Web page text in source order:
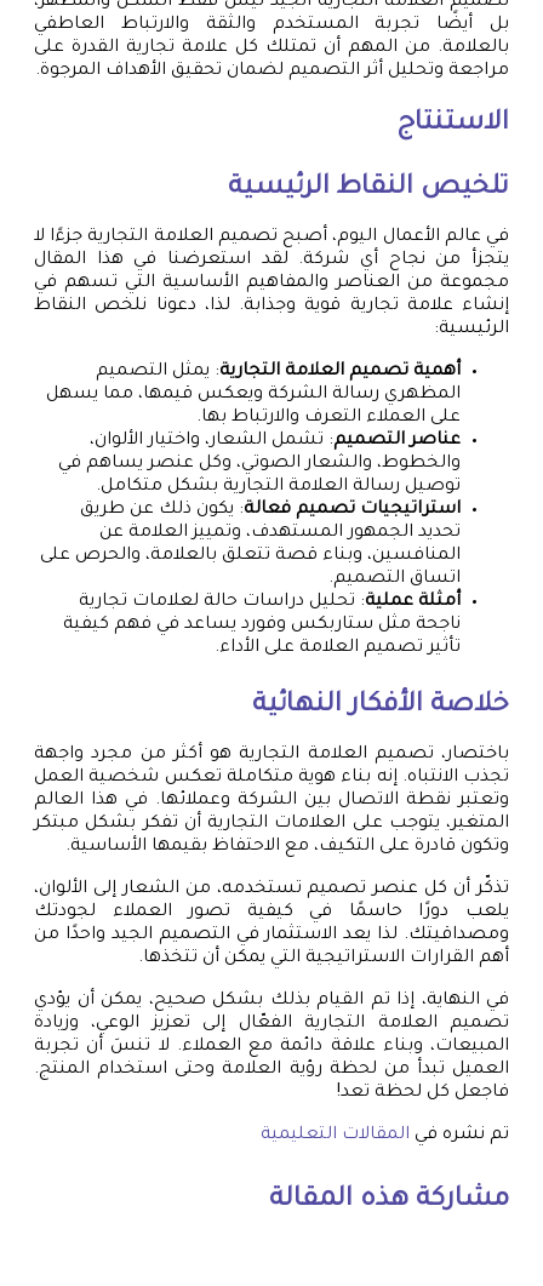
بل أيضًا تجربة المستخدم والثقة والارتباط العاطفي
بالعلامة. من المهم أن تمتلك كل علامة تجارية القدرة على
مراجعة وتحليل أثر التصميم لضمان تحقيق الأهداف المرجوة.
الاستنتاج
تلخيص النقاط الرئيسية
في عالم الأعمال اليوم، أصبح تصميم العلامة التجارية جزءًا لا
يتجزأ من نجاح أي شركة. لقد استعرضنا في هذا المقال
مجموعة من العناصر والمفاهيم الأساسية التي تسهم في
إنشاء علامة تجارية قوية وجذابة. لذا، دعونا نلخص النقاط
الرئيسية:
أهمية تصميم العلامة التجارية: يمثل التصميم
المظهري رسالة الشركة ويعكس قيمها، مما يسهل
على العملاء التعرف والارتباط بها.
عناصر التصميم: تشمل الشعار، واختيار الألوان،
والخطوط، والشعار الصوتي، وكل عنصر يساهم في
توصيل رسالة العلامة التجارية بشكل متكامل.
استراتيجيات تصميم فعالة: يكون ذلك عن طريق
تحديد الجمهور المستهدف، وتمييز العلامة عن
المنافسين، وبناء قصة تتعلق بالعلامة، والحرص على
اتساق التصميم.
أمثلة عملية: تحليل دراسات حالة لعلامات تجارية
ناجحة مثل ستاربكس وفورد يساعد في فهم كيفية
تأثير تصميم العلامة على الأداء.
خلاصة الأفكار النهائية
باختصار، تصميم العلامة التجارية هو أكثر من مجرد واجهة
تجذب الانتباه. إنه بناء هوية متكاملة تعكس شخصية العمل
وتعتبر نقطة الاتصال بين الشركة وعملائها. في هذا العالم
المتغير، يتوجب على العلامات التجارية أن تفكر بشكل مبتكر
وتكون قادرة على التكيف، مع الاحتفاظ بقيمها الأساسية.
تذكّر أن كل عنصر تصميم تستخدمه، من الشعار إلى الألوان،
يلعب دورًا حاسمًا في كيفية تصور العملاء لجودتك
ومصداقيتك. لذا يعد الاستثمار في التصميم الجيد واحدًا من
أهم القرارات الاستراتيجية التي يمكن أن تتخذها.
في النهاية، إذا تم القيام بذلك بشكل صحيح، يمكن أن يؤدي
تصميم العلامة التجارية الفعّال إلى تعزيز الوعي، وزيادة
المبيعات، وبناء علاقة دائمة مع العملاء. لا تنسَ أن تجربة
العميل تبدأ من لحظة رؤية العلامة وحتى استخدام المنتج.
فاجعل كل لحظة تعد!
تم نشره في المقالات التعليمية
مشاركة هذه المقالة